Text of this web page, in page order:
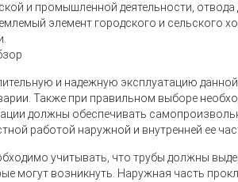
и промышленной деятельности,
элемент городского и сельского
и надежную эксплуатацию
Также при правильном выборе
должны обеспечивать
работой наружной и внутренней ее
учитывать, что трубы должны
могут возникнуть. Наружная часть